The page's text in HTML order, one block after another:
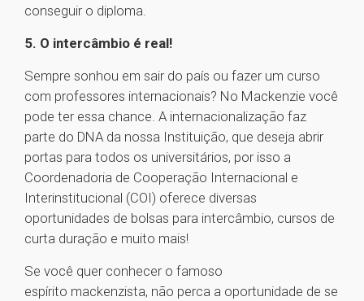
conseguir o diploma.
5. O intercâmbio é real!
Sempre sonhou em sair do país ou fazer um curso
com professores internacionais? No Mackenzie você
pode ter essa chance. A internacionalização faz
parte do DNA da nossa Instituição, que deseja abrir
portas para todos os universitários, por isso a
Coordenadoria de Cooperação Internacional e
Interinstitucional (COI) oferece diversas
oportunidades de bolsas para intercâmbio, cursos de
curta duração e muito mais!
Se você quer conhecer o famoso
espírito mackenzista, não perca a oportunidade de se